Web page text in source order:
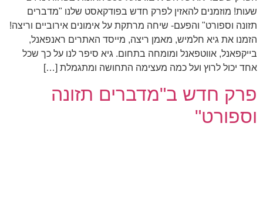
שעות! מוזמנים להאזין לפרק חדש בפודקאסט שלנו "מדברים
תזונה וספורט" והפעם- שיחה מרתקת על אימונים אירוביים וריצה!
הזמנו את גיא חלמיש, מאמן ריצה, מייסד האתרים ראנפאנל,
בייקפאנל, אווטפאנל ומומחה בתחום. גיא סיפר לנו על כך שכל
אחד יכול לרוץ ועל כמה מעצימה התחושה ומתגמלת […]
פרק חדש ב"מדברים תזונה
וספורט"